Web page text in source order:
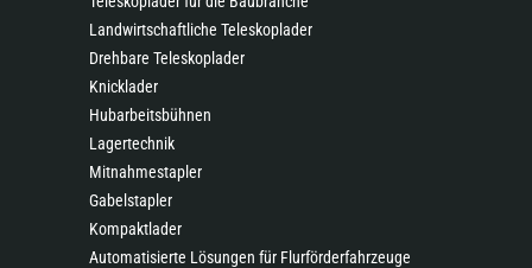
Landwirtschaftliche Teleskoplader
Drehbare Teleskoplader
Knicklader
Hubarbeitsbühnen
Lagertechnik
Mitnahmestapler
Gabelstapler
Kompaktlader
Automatisierte Lösungen für Flurförderfahrzeuge